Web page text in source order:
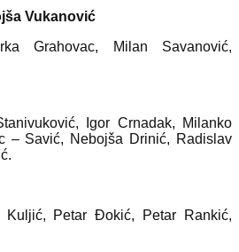
Vukanović
Grahovac, Milan Savanović,
Igor Crnadak, Milanko
– Savić, Nebojša Drinić, Radislav
Kuljić, Petar Đokić, Petar Rankić,